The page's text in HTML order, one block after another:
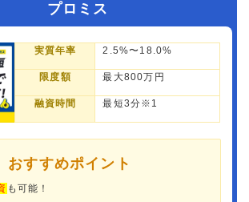
プロミス
実質年率 2.5%〜18.0%
限度額 最大800万円
融資時間 最短3分※1
おすすめポイント
も可能！